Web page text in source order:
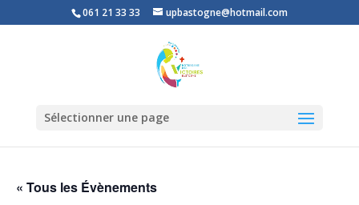
061 21 33 33 upbastogne@hotmail.com
Sélectionner une page
« Tous les Évènements